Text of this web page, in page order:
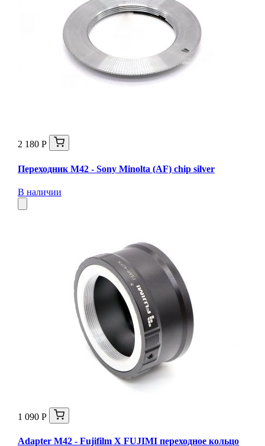
2 180 Р
Переходник M42 - Sony Minolta (AF) chip silver
В наличии
1 090 Р
Adapter M42 - Fujifilm X FUJIMI переходное кольцо